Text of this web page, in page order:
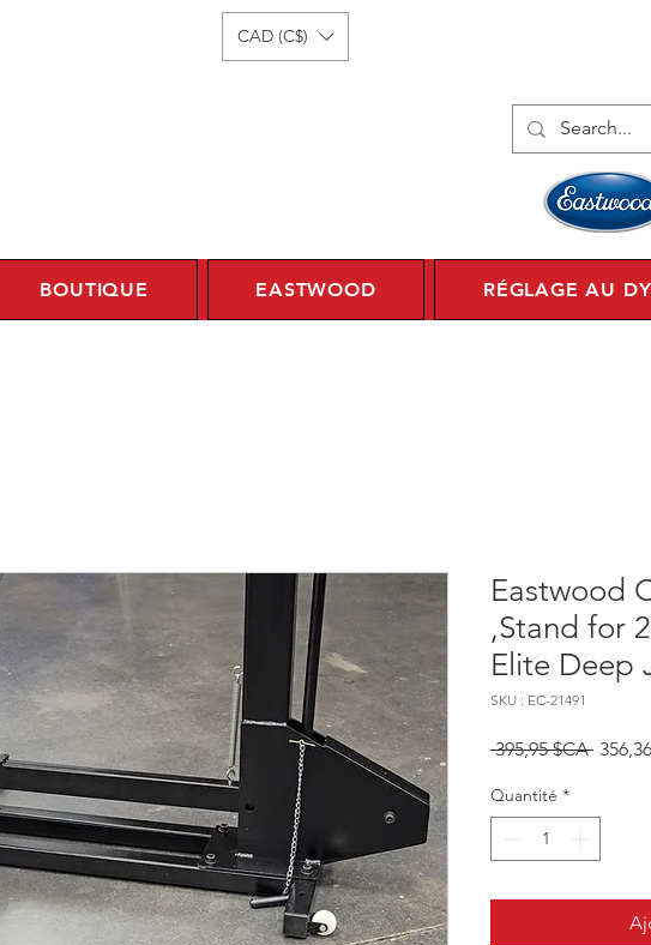
CAD (C$)
BOUTIQUE EASTWOOD RÉGLAGE AU
Eastwood
,Stand for
Elite Deep
SKU : EC-21491
395,95 $CA Prix
Quantité *